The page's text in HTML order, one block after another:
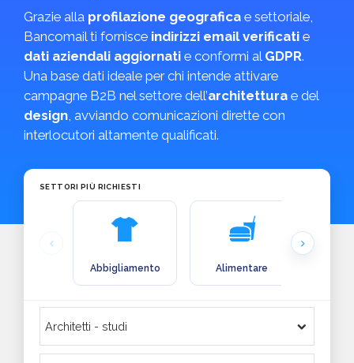
Grazie alla profilazione geografica e settoriale,
Bancomail ti fornisce indirizzi email verificati e
dati aziendali aggiornati e conformi al GDPR.
Una base dati ideale per chi intende attivare
campagne B2B nel settore dell’architettura e del
design, avviando comunicazioni dirette con
interlocutori altamente qualificati.
SETTORI PIÙ RICHIESTI
Abbigliamento Alimentare